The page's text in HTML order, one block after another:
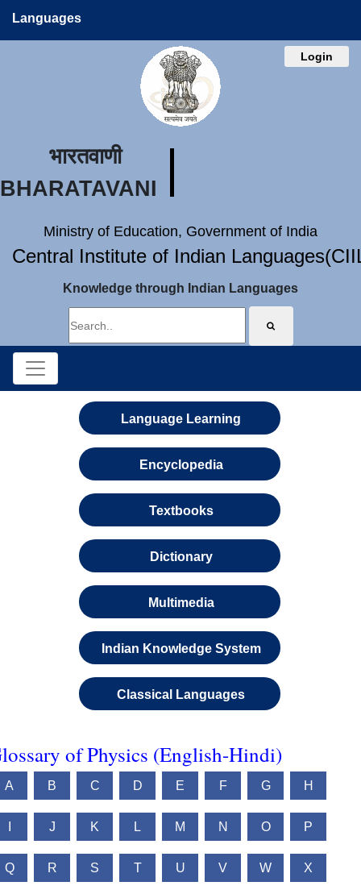
Languages
Login
भारतवाणी
BHARATAVANI
Ministry of Education, Government of India
Central Institute of Indian
Knowledge through Indian Languages
Language Learning
Encyclopedia
Textbooks
Dictionary
Multimedia
Indian Knowledge System
Classical Languages
of Physics (English-Hindi)
A B C D E F G H
J K L M N O P
Q R S T U V W X